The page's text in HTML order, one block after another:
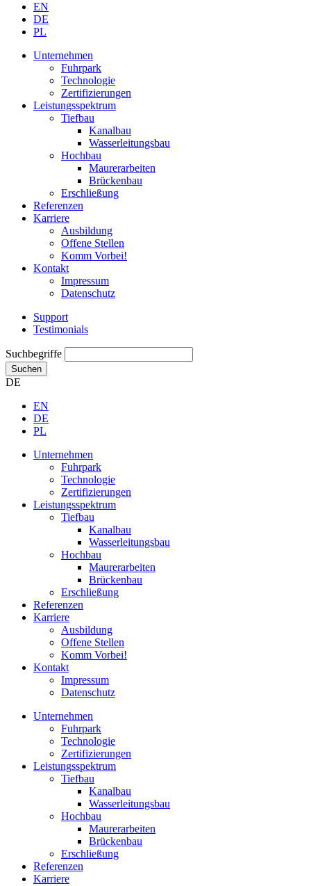
EN
DE
PL
Unternehmen
Fuhrpark
Technologie
Zertifizierungen
Leistungsspektrum
Tiefbau
Kanalbau
Wasserleitungsbau
Hochbau
Maurerarbeiten
Brückenbau
Erschließung
Referenzen
Karriere
Ausbildung
Offene Stellen
Komm Vorbei!
Kontakt
Impressum
Datenschutz
Support
Testimonials
Suchbegriffe
Suchen
DE
EN
DE
PL
Unternehmen
Fuhrpark
Technologie
Zertifizierungen
Leistungsspektrum
Tiefbau
Kanalbau
Wasserleitungsbau
Hochbau
Maurerarbeiten
Brückenbau
Erschließung
Referenzen
Karriere
Ausbildung
Offene Stellen
Komm Vorbei!
Kontakt
Impressum
Datenschutz
Unternehmen
Fuhrpark
Technologie
Zertifizierungen
Leistungsspektrum
Tiefbau
Kanalbau
Wasserleitungsbau
Hochbau
Maurerarbeiten
Brückenbau
Erschließung
Referenzen
Karriere